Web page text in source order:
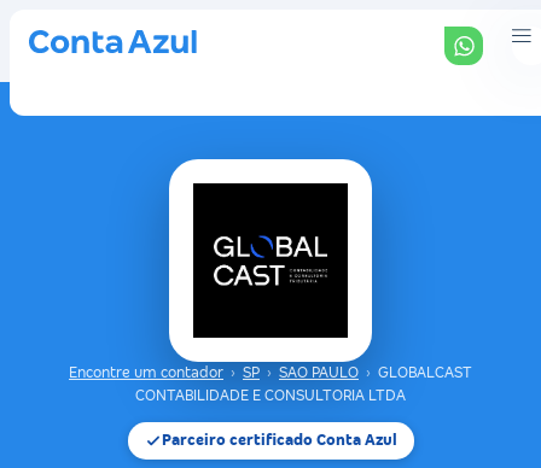
Encontre um contador › SP › SAO PAULO › GLOBALCAST
CONTABILIDADE E CONSULTORIA LTDA
Parceiro certificado Conta Azul